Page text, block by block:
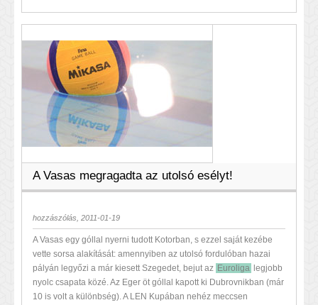
A Vasas megragadta az utolsó esélyt!
hozzászólás, 2011-01-19
A Vasas egy góllal nyerni tudott Kotorban, s ezzel saját kezébe
vette sorsa alakítását: amennyiben az utolsó fordulóban hazai
pályán legyőzi a már kiesett Szegedet, bejut az Euroliga legjobb
nyolc csapata közé. Az Eger öt góllal kapott ki Dubrovnikban (már
10 is volt a különbség). A LEN Kupában nehéz meccsen